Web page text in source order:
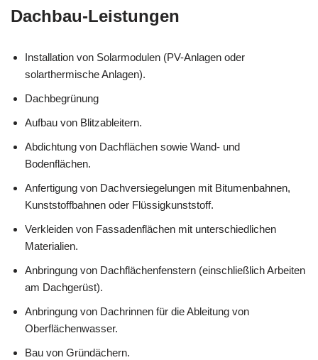
Dachbau-Leistungen
Installation von Solarmodulen (PV-Anlagen oder
solarthermische Anlagen).
Dachbegrünung
Aufbau von Blitzableitern.
Abdichtung von Dachflächen sowie Wand- und
Bodenflächen.
Anfertigung von Dachversiegelungen mit Bitumenbahnen,
Kunststoffbahnen oder Flüssigkunststoff.
Verkleiden von Fassadenflächen mit unterschiedlichen
Materialien.
Anbringung von Dachflächenfenstern (einschließlich Arbeiten
am Dachgerüst).
Anbringung von Dachrinnen für die Ableitung von
Oberflächenwasser.
Bau von Gründächern.